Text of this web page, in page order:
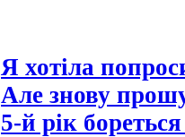
Я хотіла
Але знову
5-й рік